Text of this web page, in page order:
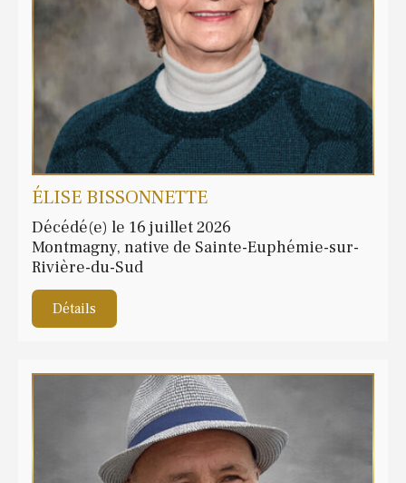
ÉLISE BISSONNETTE
Décédé(e) le 16 juillet 2026
Montmagny, native de Sainte-Euphémie-sur-
Rivière-du-Sud
Détails